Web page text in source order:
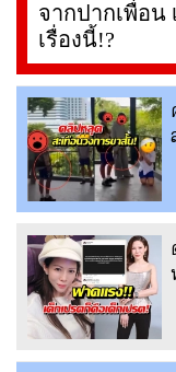
จากปากเพื่อน
เรื่องนี้!?